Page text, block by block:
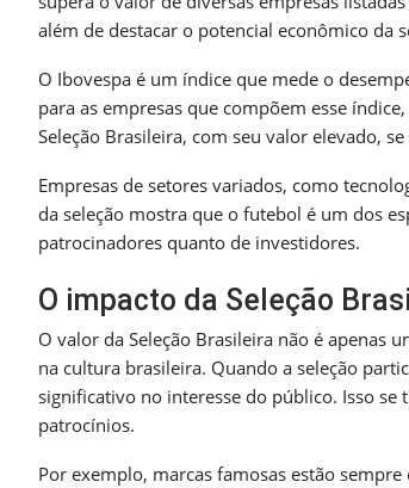
além de destacar o potencial econômico da
O Ibovespa é um índice que mede o
para as empresas que compõem esse
Seleção Brasileira, com seu valor elevado,
Empresas de setores variados, como
da seleção mostra que o futebol é um dos
patrocinadores quanto de investidores.
O impacto da Seleção
O valor da Seleção Brasileira não é apenas
na cultura brasileira. Quando a seleção
significativo no interesse do público. Isso se
patrocínios.
Por exemplo, marcas famosas estão